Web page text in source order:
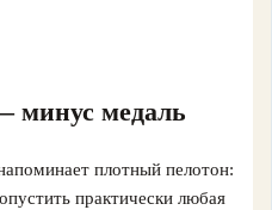
минус медаль
плотный пелотон:
практически любая